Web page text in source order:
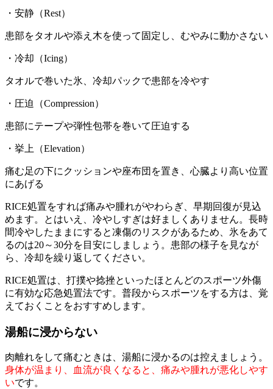
・安静（Rest）
患部をタオルや添え木を使って固定し、むやみに動かさない
・冷却（Icing）
タオルで巻いた氷、冷却パックで患部を冷やす
・圧迫（Compression）
患部にテープや弾性包帯を巻いて圧迫する
・挙上（Elevation）
痛む足の下にクッションや座布団を置き、心臓より高い位置
にあげる
RICE処置をすれば痛みや腫れがやわらぎ、早期回復が見込
めます。とはいえ、冷やしすぎは好ましくありません。長時
間冷やしたままにすると凍傷のリスクがあるため、氷をあて
るのは20～30分を目安にしましょう。患部の様子を見なが
ら、冷却を繰り返してください。
RICE処置は、打撲や捻挫といったほとんどのスポーツ外傷
に有効な応急処置法です。普段からスポーツをする方は、覚
えておくことをおすすめします。
湯船に浸からない
肉離れをして痛むときは、湯船に浸かるのは控えましょう。
身体が温まり、血流が良くなると、痛みや腫れが悪化しやす
いです。